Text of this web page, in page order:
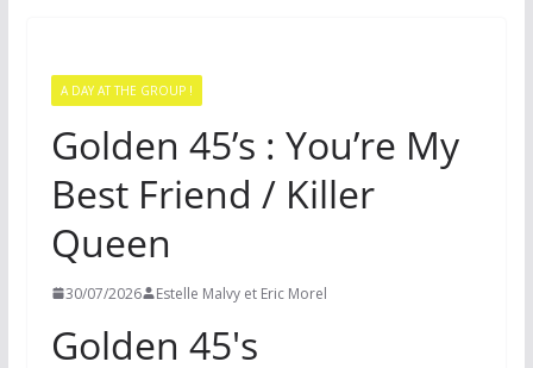
A DAY AT THE GROUP !
Golden 45’s : You’re My
Best Friend / Killer
Queen
30/07/2026 Estelle Malvy et Eric Morel
Golden 45's